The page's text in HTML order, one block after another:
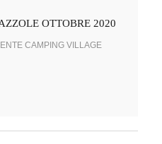
OTTOBRE 2020
CAMPING VILLAGE